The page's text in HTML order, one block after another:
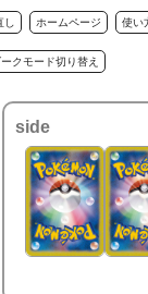
ホームページ 使い
ークモード切り替え
side